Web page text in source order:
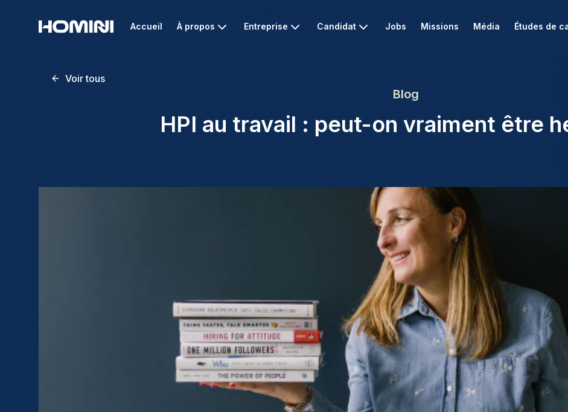
Accueil À propos Entreprise Candidat Jobs Missions Média Études de
Voir tous
Blog
HPI au travail : peut-on vraiment être